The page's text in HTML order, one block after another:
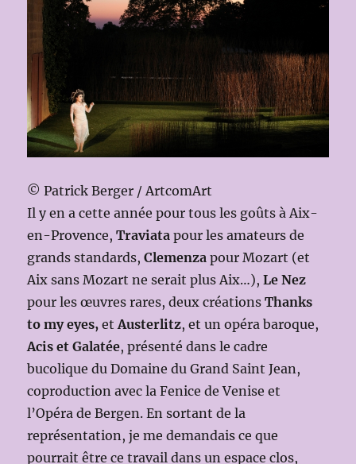
© Patrick Berger / ArtcomArt
Il y en a cette année pour tous les goûts à Aix-
en-Provence,Traviata pour les amateurs de
grands standards,Clemenza pour Mozart (et
Aix sans Mozart ne serait plus Aix…),Le Nez
pour les œuvres rares, deux créationsThanks
to my eyes,etAusterlitz, et un opéra baroque,
Acis et Galatée, présenté dans le cadre
bucolique du Domaine du Grand Saint Jean,
coproduction avec la Fenice de Venise et
l’Opéra de Bergen. En sortant de la
représentation, je me demandais ce que
pourrait être ce travail dans un espace clos,